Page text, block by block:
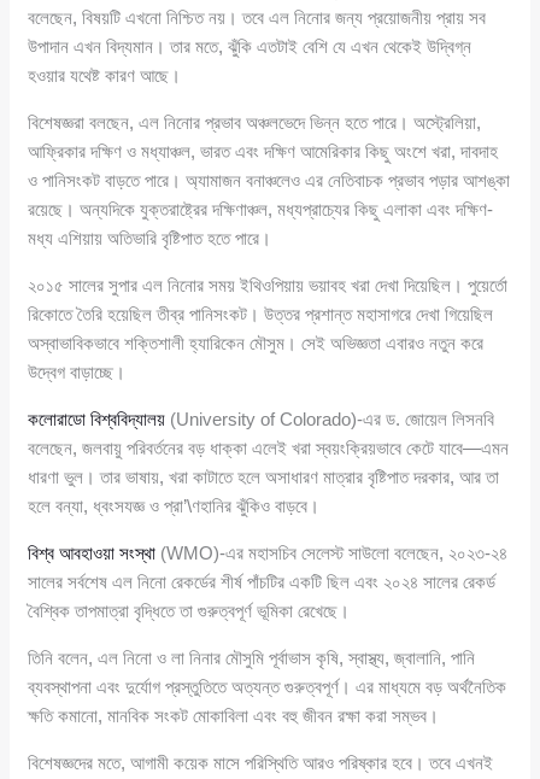
বলেছেন, বিষয়টি এখনো নিশ্চিত নয়। তবে এল নিনোর জন্য প্রয়োজনীয় প্রায় সব
উপাদান এখন বিদ্যমান। তার মতে, ঝুঁকি এতটাই বেশি যে এখন থেকেই উদ্বিগ্ন
হওয়ার যথেষ্ট কারণ আছে।
বিশেষজ্ঞরা বলছেন, এল নিনোর প্রভাব অঞ্চলভেদে ভিন্ন হতে পারে। অস্ট্রেলিয়া,
আফ্রিকার দক্ষিণ ও মধ্যাঞ্চল, ভারত এবং দক্ষিণ আমেরিকার কিছু অংশে খরা, দাবদাহ
ও পানিসংকট বাড়তে পারে। অ্যামাজন বনাঞ্চলেও এর নেতিবাচক প্রভাব পড়ার আশঙ্কা
রয়েছে। অন্যদিকে যুক্তরাষ্ট্রের দক্ষিণাঞ্চল, মধ্যপ্রাচ্যের কিছু এলাকা এবং দক্ষিণ-
মধ্য এশিয়ায় অতিভারি বৃষ্টিপাত হতে পারে।
২০১৫ সালের সুপার এল নিনোর সময় ইথিওপিয়ায় ভয়াবহ খরা দেখা দিয়েছিল। পুয়ের্তো
রিকোতে তৈরি হয়েছিল তীব্র পানিসংকট। উত্তর প্রশান্ত মহাসাগরে দেখা গিয়েছিল
অস্বাভাবিকভাবে শক্তিশালী হ্যারিকেন মৌসুম। সেই অভিজ্ঞতা এবারও নতুন করে
উদ্বেগ বাড়াচ্ছে।
কলোরাডো বিশ্ববিদ্যালয় (University of Colorado)-এর ড. জোয়েল লিসনবি
বলেছেন, জলবায়ু পরিবর্তনের বড় ধাক্কা এলেই খরা স্বয়ংক্রিয়ভাবে কেটে যাবে—এমন
ধারণা ভুল। তার ভাষায়, খরা কাটাতে হলে অসাধারণ মাত্রার বৃষ্টিপাত দরকার, আর তা
হলে বন্যা, ধ্বংসযজ্ঞ ও প্রা’\ণহানির ঝুঁকিও বাড়বে।
বিশ্ব আবহাওয়া সংস্থা (WMO)-এর মহাসচিব সেলেস্ট সাউলো বলেছেন, ২০২৩-২৪
সালের সর্বশেষ এল নিনো রেকর্ডের শীর্ষ পাঁচটির একটি ছিল এবং ২০২৪ সালের রেকর্ড
বৈশ্বিক তাপমাত্রা বৃদ্ধিতে তা গুরুত্বপূর্ণ ভূমিকা রেখেছে।
তিনি বলেন, এল নিনো ও লা নিনার মৌসুমি পূর্বাভাস কৃষি, স্বাস্থ্য, জ্বালানি, পানি
ব্যবস্থাপনা এবং দুর্যোগ প্রস্তুতিতে অত্যন্ত গুরুত্বপূর্ণ। এর মাধ্যমে বড় অর্থনৈতিক
ক্ষতি কমানো, মানবিক সংকট মোকাবিলা এবং বহু জীবন রক্ষা করা সম্ভব।
বিশেষজ্ঞদের মতে, আগামী কয়েক মাসে পরিস্থিতি আরও পরিষ্কার হবে। তবে এখনই